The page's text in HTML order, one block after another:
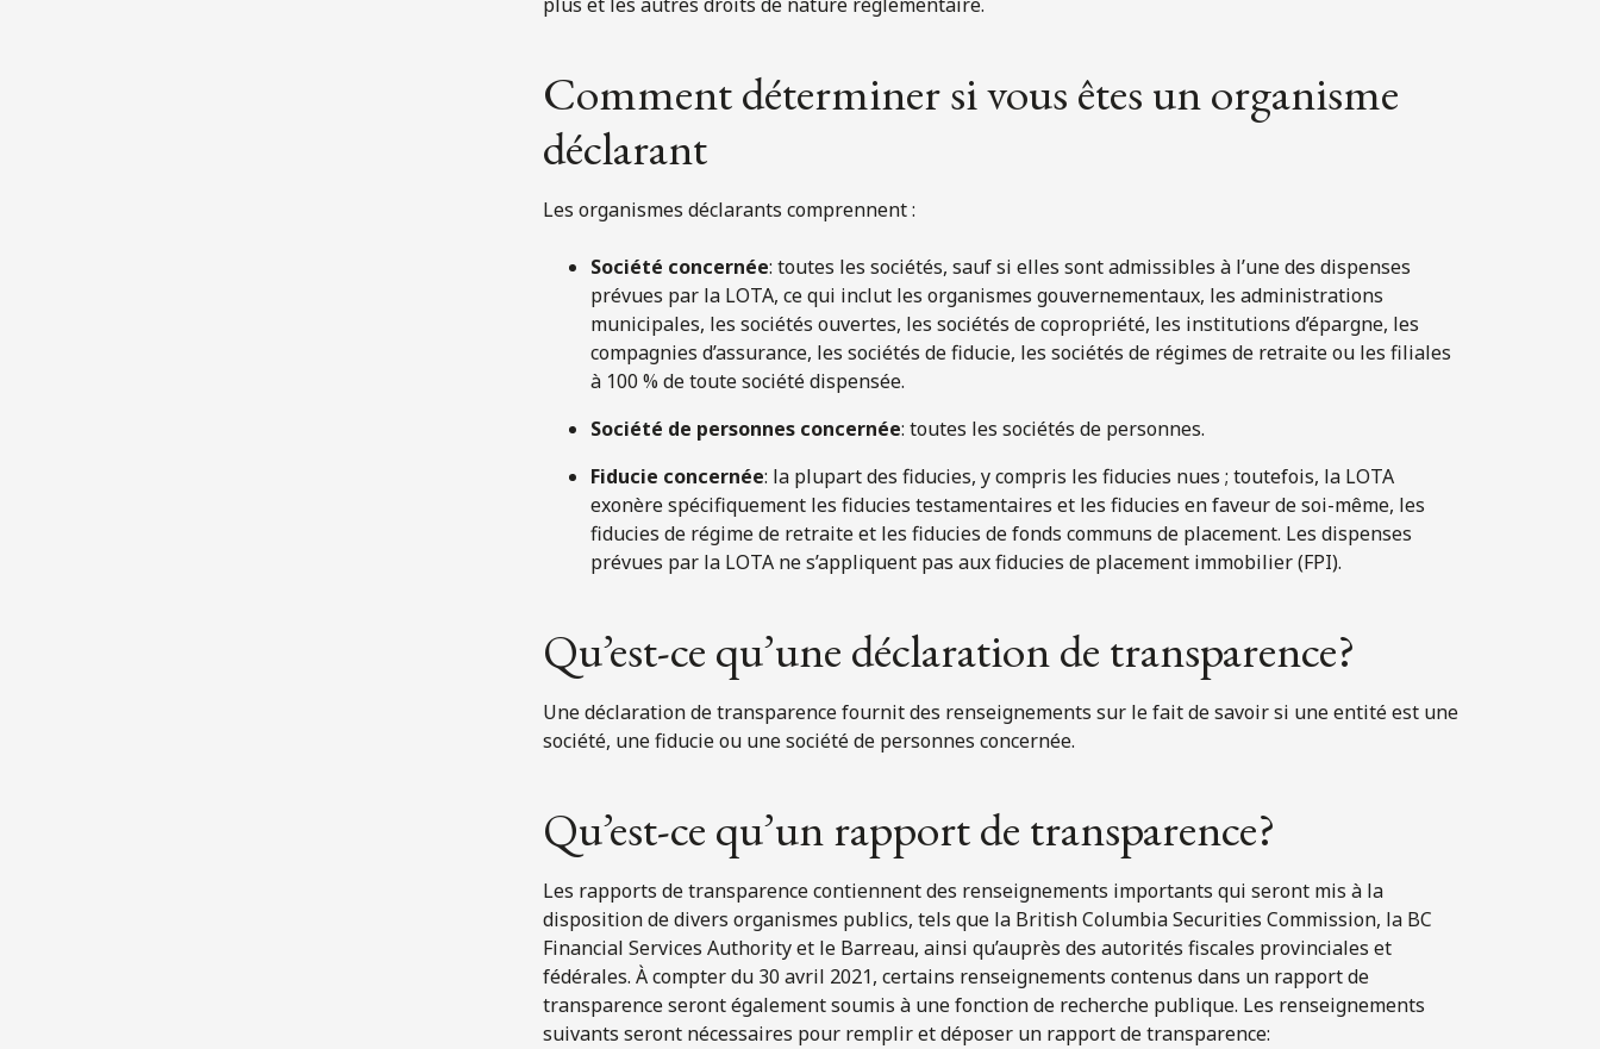
plus et les autres droits de nature réglementaire.
Comment déterminer si vous êtes un organisme
déclarant
Les organismes déclarants comprennent :
Société concernée: toutes les sociétés, sauf si elles sont admissibles à l’une des dispenses
prévues par la LOTA, ce qui inclut les organismes gouvernementaux, les administrations
municipales, les sociétés ouvertes, les sociétés de copropriété, les institutions d’épargne, les
compagnies d’assurance, les sociétés de fiducie, les sociétés de régimes de retraite ou les filiales
à 100 % de toute société dispensée.
Société de personnes concernée: toutes les sociétés de personnes.
Fiducie concernée: la plupart des fiducies, y compris les fiducies nues ; toutefois, la LOTA
exonère spécifiquement les fiducies testamentaires et les fiducies en faveur de soi-même, les
fiducies de régime de retraite et les fiducies de fonds communs de placement. Les dispenses
prévues par la LOTA ne s’appliquent pas aux fiducies de placement immobilier (FPI).
Qu’est-ce qu’une déclaration de transparence?
Une déclaration de transparence fournit des renseignements sur le fait de savoir si une entité est une
société, une fiducie ou une société de personnes concernée.
Qu’est-ce qu’un rapport de transparence?
Les rapports de transparence contiennent des renseignements importants qui seront mis à la
disposition de divers organismes publics, tels que la British Columbia Securities Commission, la BC
Financial Services Authority et le Barreau, ainsi qu’auprès des autorités fiscales provinciales et
fédérales. À compter du 30 avril 2021, certains renseignements contenus dans un rapport de
transparence seront également soumis à une fonction de recherche publique. Les renseignements
suivants seront nécessaires pour remplir et déposer un rapport de transparence: